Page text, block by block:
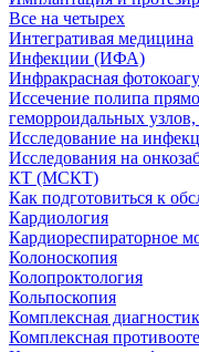
Все на четырех
Интегративая медицина
Инфекции (ИФА)
Инфракрасная
Иссечение полипа
геморроидальных
Исследование на
Исследования на
КТ (МСКТ)
Как подготовиться к
Кардиология
Кардиореспираторное
Колоноскопия
Колопроктология
Кольпоскопия
Комплексная
Комплексная